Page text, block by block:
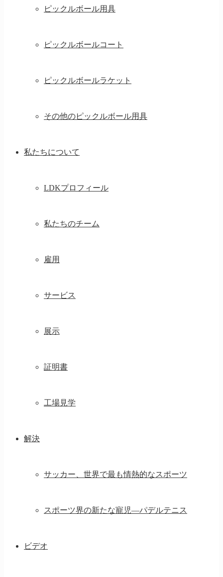
ピックルボール用具
ピックルボールコート
ピックルボールラケット
その他のピックルボール用具
私たちについて
LDKプロフィール
私たちのチーム
雇用
サービス
展示
証明書
工場見学
解決
サッカー、世界で最も情熱的なスポーツ
スポーツ界の新たな寵児—パデルテニス
ビデオ